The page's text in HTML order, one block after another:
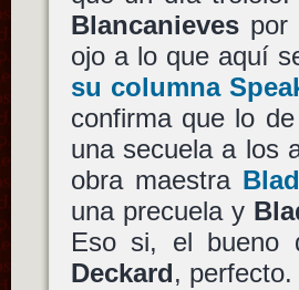
Blancanievespor
ojo a lo que aquí
su columna
confirma que lo de
una secuela a los
obra maestra
una precuela y
Eso si, el
Deckard, perfecto.